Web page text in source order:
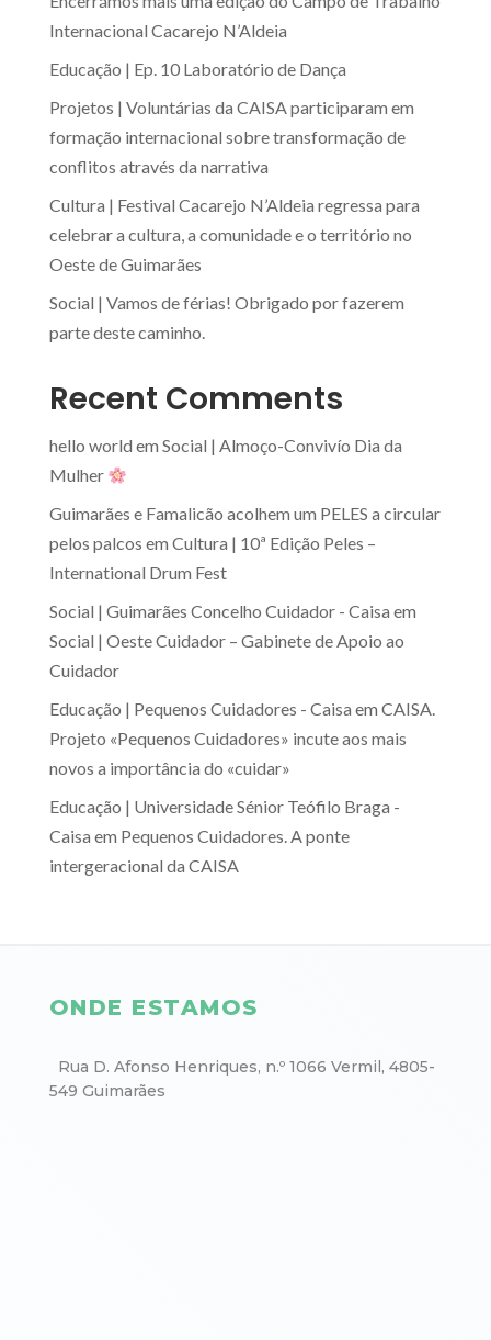
Internacional Cacarejo N’Aldeia
Educação | Ep. 10 Laboratório de Dança
Projetos | Voluntárias da CAISA participaram em
formação internacional sobre transformação de
conflitos através da narrativa
Cultura | Festival Cacarejo N’Aldeia regressa para
celebrar a cultura, a comunidade e o território no
Oeste de Guimarães
Social | Vamos de férias! Obrigado por fazerem
parte deste caminho.
Recent Comments
hello world em Social | Almoço-Convivío Dia da
Mulher
Guimarães e Famalicão acolhem um PELES a circular
pelos palcos em Cultura | 10ª Edição Peles –
International Drum Fest
Social | Guimarães Concelho Cuidador - Caisa em
Social | Oeste Cuidador – Gabinete de Apoio ao
Cuidador
Educação | Pequenos Cuidadores - Caisa em CAISA.
Projeto «Pequenos Cuidadores» incute aos mais
novos a importância do «cuidar»
Educação | Universidade Sénior Teófilo Braga -
Caisa em Pequenos Cuidadores. A ponte
intergeracional da CAISA
ONDE ESTAMOS
Rua D. Afonso Henriques, n.º 1066 Vermil, 4805-
549 Guimarães